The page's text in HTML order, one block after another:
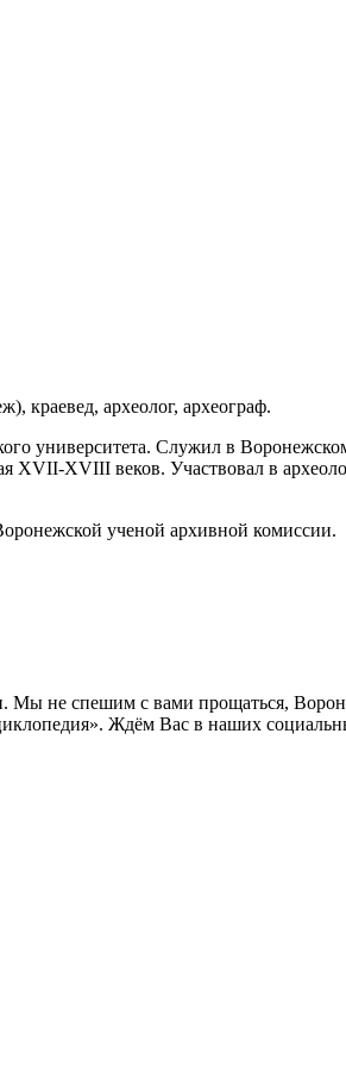
краевед, археолог, археограф.
университета. Служил в
XVIII веков. Участвовал в
ученой архивной комиссии.
Мы не спешим с вами прощаться,
Ждём Вас в наших